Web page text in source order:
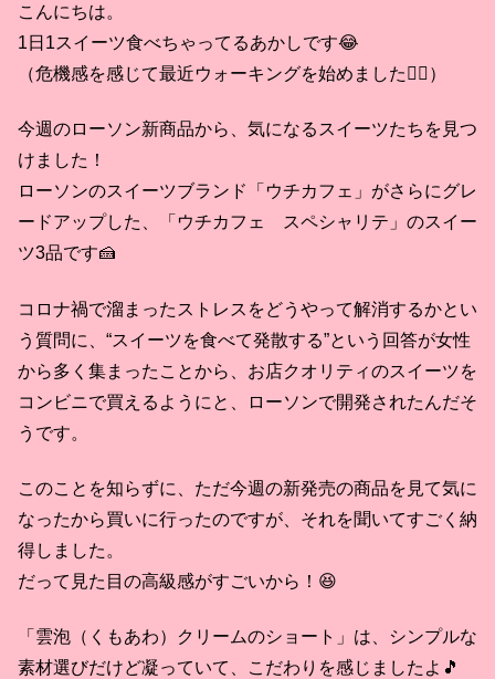
こんにちは。
1日1スイーツ食べちゃってるあかしです😂
（危機感を感じて最近ウォーキングを始めました🚶‍♀️）
今週のローソン新商品から、気になるスイーツたちを見つ
けました！
ローソンのスイーツブランド「ウチカフェ」がさらにグレ
ードアップした、「ウチカフェ スペシャリテ」のスイー
ツ3品です🍰
コロナ禍で溜まったストレスをどうやって解消するかとい
う質問に、“スイーツを食べて発散する”という回答が女性
から多く集まったことから、お店クオリティのスイーツを
コンビニで買えるようにと、ローソンで開発されたんだそ
うです。
このことを知らずに、ただ今週の新発売の商品を見て気に
なったから買いに行ったのですが、それを聞いてすごく納
得しました。
だって見た目の高級感がすごいから！😆
「雲泡（くもあわ）クリームのショート」は、シンプルな
素材選びだけど凝っていて、こだわりを感じましたよ🎵